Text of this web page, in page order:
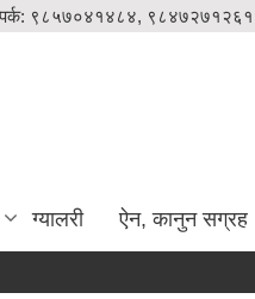
९८५७०४१४८४, ९८४७२७१२६१
ग्यालरी ऐन, कानुन सग्रह